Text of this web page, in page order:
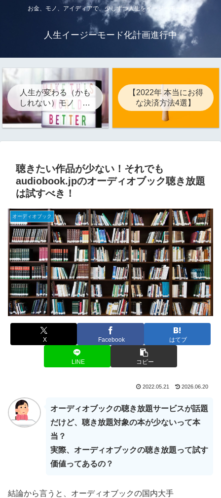
お金、モノ、アイディアで、少しずつ人生をイージーモードに
人生イージーモード化計画進行中
人生が変わる（かも
しれない）モノ 22
選
【2022年 本当にお得
な決済方法4選】
聴きたい作品が少ない！それでも
audiobook.jpのオーディオブック聴き放題
は試すべき！
オーディオブック
X Facebook はてブ
LINE コピー
2022.05.21 2026.06.20
オーディオブックの聴き放題サービスが話題
だけど、聴き放題対象の本が少ないって本
当？
実際、オーディオブックの聴き放題って試す
価値ってあるの？
結論から言うと、オーディオブックの国内大手